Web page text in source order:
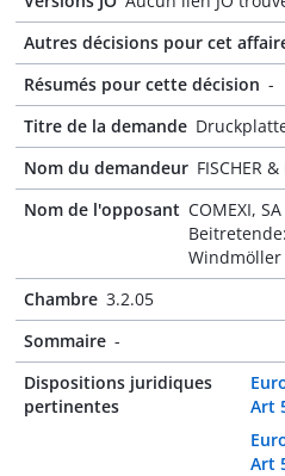
Autres décisions pour cet
Résumés pour cette décision -
Titre de la demande
Nom du demandeur FISCHER
Nom de l'opposant COMEXI, SA
Beitretende:
Windmöller
Chambre 3.2.05
Sommaire -
Dispositions juridiques
pertinentes
Art
Art